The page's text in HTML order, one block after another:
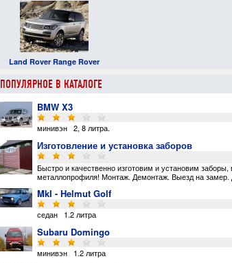
Land Rover Range Rover
ПОПУЛЯРНОЕ В КАТАЛОГЕ
BMW X3
минивэн 2, 8 литра.
Изготовление и установка заборов
Быстро и качественно изготовим и установим заборы,
металлопрофиля! Монтаж. Демонтаж. Выезд на замер.
MkI - Helmut Golf
седан 1.2 литра
Subaru Domingo
минивэн 1.2 литра